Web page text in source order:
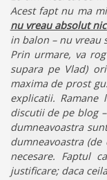
Acest fapt nu ma
nu vreau absolut
in balon – nu vreau
Prin urmare, va
supara pe Vlad)
maxima de prost
explicatii.
discutii de pe blog
dumneavoastra
dumneavoastra
necesare. Faptul
justificare; daca